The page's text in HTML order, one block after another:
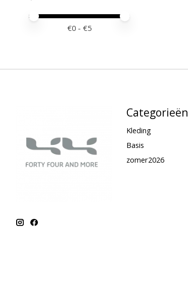
Minimale prijswaarde
Price maximum value
€0 - €5
Categorieën
Kleding
Basis
zomer2026